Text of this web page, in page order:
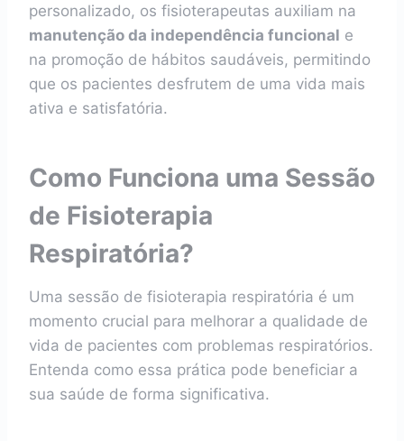
personalizado, os fisioterapeutas auxiliam na
manutenção da independência funcional e
na promoção de hábitos saudáveis, permitindo
que os pacientes desfrutem de uma vida mais
ativa e satisfatória.
Como Funciona uma Sessão
de Fisioterapia
Respiratória?
Uma sessão de fisioterapia respiratória é um
momento crucial para melhorar a qualidade de
vida de pacientes com problemas respiratórios.
Entenda como essa prática pode beneficiar a
sua saúde de forma significativa.